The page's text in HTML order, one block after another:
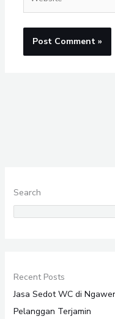
Search
Recent Posts
Jasa Sedot WC di
Pelanggan Terjamin